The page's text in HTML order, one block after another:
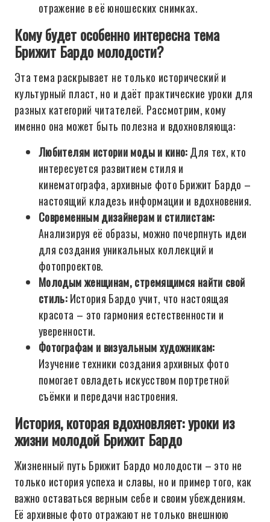
отражение в её юношеских снимках.
Кому будет особенно интересна тема
Брижит Бардо молодости?
Эта тема раскрывает не только исторический и
культурный пласт, но и даёт практические уроки для
разных категорий читателей. Рассмотрим, кому
именно она может быть полезна и вдохновляюща:
Любителям истории моды и кино:Для тех, кто
интересуется развитием стиля и
кинематографа, архивные фото Брижит Бардо –
настоящий кладезь информации и вдохновения.
Современным дизайнерам и стилистам:
Анализируя её образы, можно почерпнуть идеи
для создания уникальных коллекций и
фотопроектов.
Молодым женщинам, стремящимся найти свой
стиль:История Бардо учит, что настоящая
красота – это гармония естественности и
уверенности.
Фотографам и визуальным художникам:
Изучение техники создания архивных фото
помогает овладеть искусством портретной
съёмки и передачи настроения.
История, которая вдохновляет: уроки из
жизни молодой Брижит Бардо
Жизненный путь Брижит Бардо молодости – это не
только история успеха и славы, но и пример того, как
важно оставаться верным себе и своим убеждениям.
Её архивные фото отражают не только внешнюю